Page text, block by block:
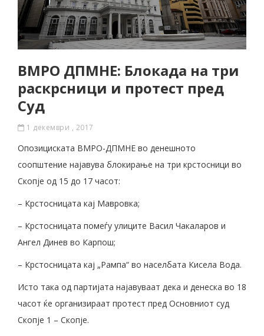
ВМРО ДПМНЕ: Блокада на три
раскрсници и протест пред
Суд
1 декември , 2017
Опозициската ВМРО-ДПМНЕ во денешното
соопштение најавува блокирање на три крстосници во
Скопје од 15 до 17 часот:
– Крстосницата кај Мавровка;
– Крстосницата помеѓу улиците Васил Чакаларов и
Ангел Динев во Карпош;
– Крстосницата кај „Рампа“ во населбата Кисела Вода.
Исто така од партијата најавуваат дека и денеска во 18
часот ќе организираат протест пред Основниот суд
Скопје 1 – Скопје.